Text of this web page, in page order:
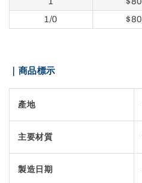
1/0
$80
｜商品標示
產地
主要材質
製造日期